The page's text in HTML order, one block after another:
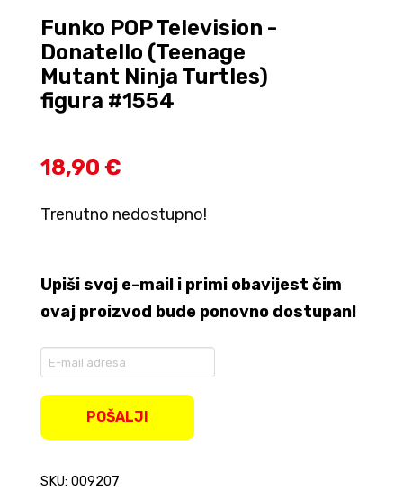
Funko POP Television -
Donatello (Teenage
Mutant Ninja Turtles)
figura #1554
18,90 €
Trenutno nedostupno!
Upiši svoj e-mail i primi obavijest čim
ovaj proizvod bude ponovno dostupan!
your
waitlist
POŠALJI
SKU: 009207